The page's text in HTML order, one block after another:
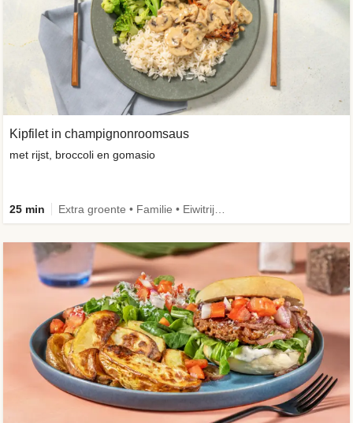
Kipfilet in champignonroomsaus
met rijst, broccoli en gomasio
25 min